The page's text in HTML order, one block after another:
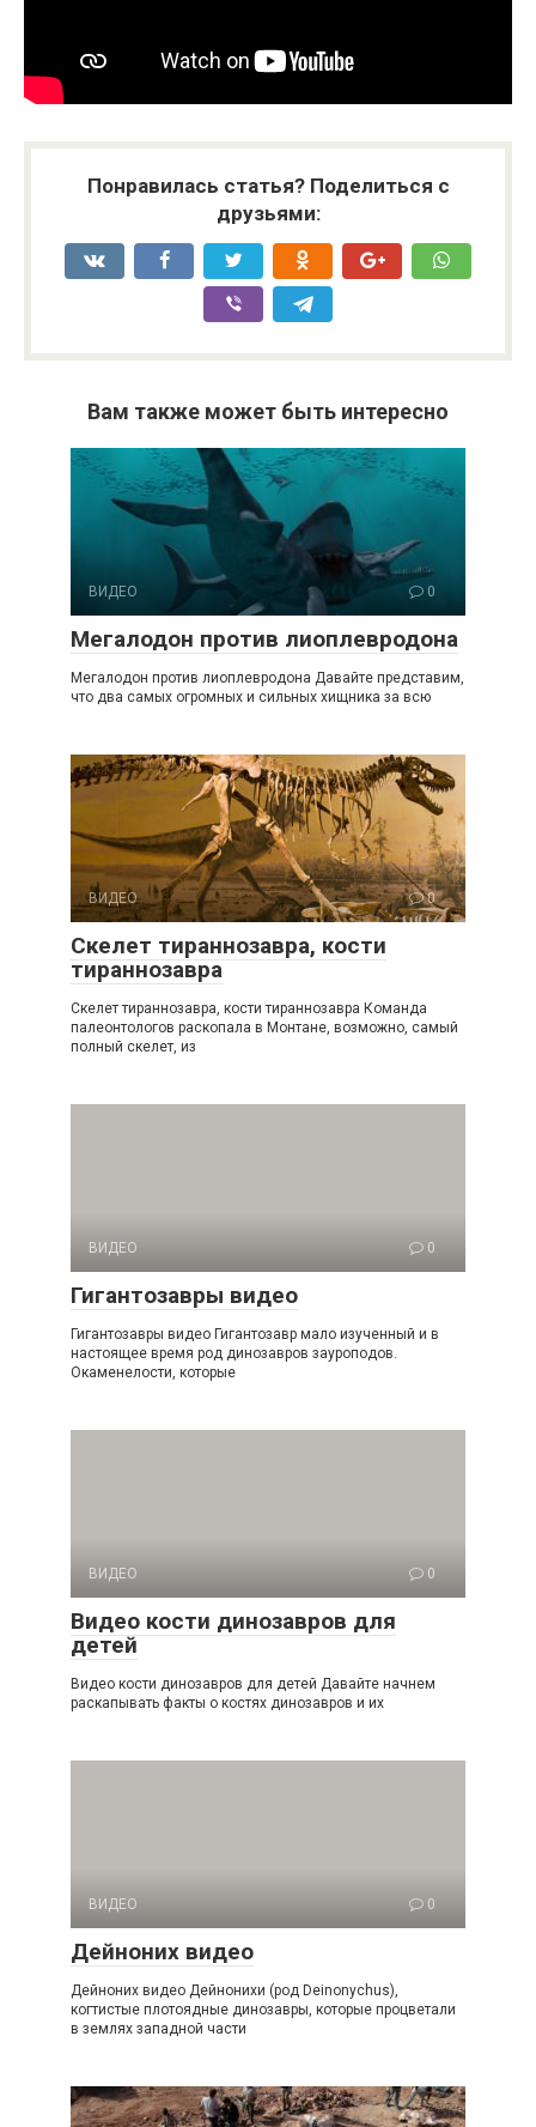
Понравилась статья? Поделиться с
друзьями:
Вам также может быть интересно
ВИДЕО 0
Мегалодон против лиоплевродона
Мегалодон против лиоплевродона Давайте представим,
что два самых огромных и сильных хищника за всю
ВИДЕО 0
Скелет тираннозавра, кости
тираннозавра
Скелет тираннозавра, кости тираннозавра Команда
палеонтологов раскопала в Монтане, возможно, самый
полный скелет, из
ВИДЕО 0
Гигантозавры видео
Гигантозавры видео Гигантозавр мало изученный и в
настоящее время род динозавров зауроподов.
Окаменелости, которые
ВИДЕО 0
Видео кости динозавров для
детей
Видео кости динозавров для детей Давайте начнем
раскапывать факты о костях динозавров и их
ВИДЕО 0
Дейноних видео
Дейноних видео Дейнонихи (род Deinonychus),
когтистые плотоядные динозавры, которые процветали
в землях западной части